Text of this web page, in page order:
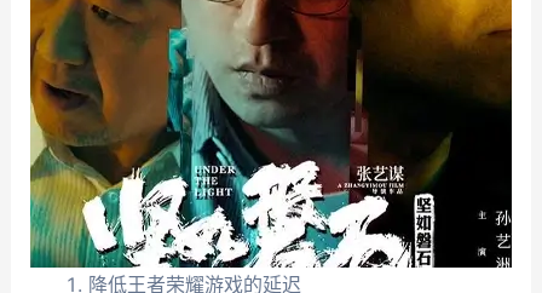
降低王者荣耀游戏的延迟